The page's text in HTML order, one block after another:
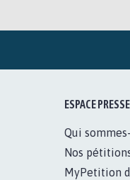
ESPACE PRESSE
Qui
Nos
MyPetition